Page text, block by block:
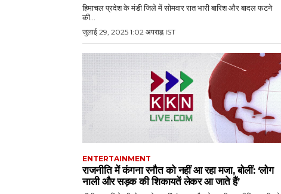
हिमाचल प्रदेश के मंडी जिले में सोमवार रात भारी बारिश और बादल फटने
की...
जुलाई 29, 2025 1:02 अपराह्न IST
ENTERTAINMENT
राजनीति में कंगना रनौत को नहीं आ रहा मजा, बोलीं: ‘लोग
नाली और सड़क की शिकायतें लेकर आ जाते हैं’